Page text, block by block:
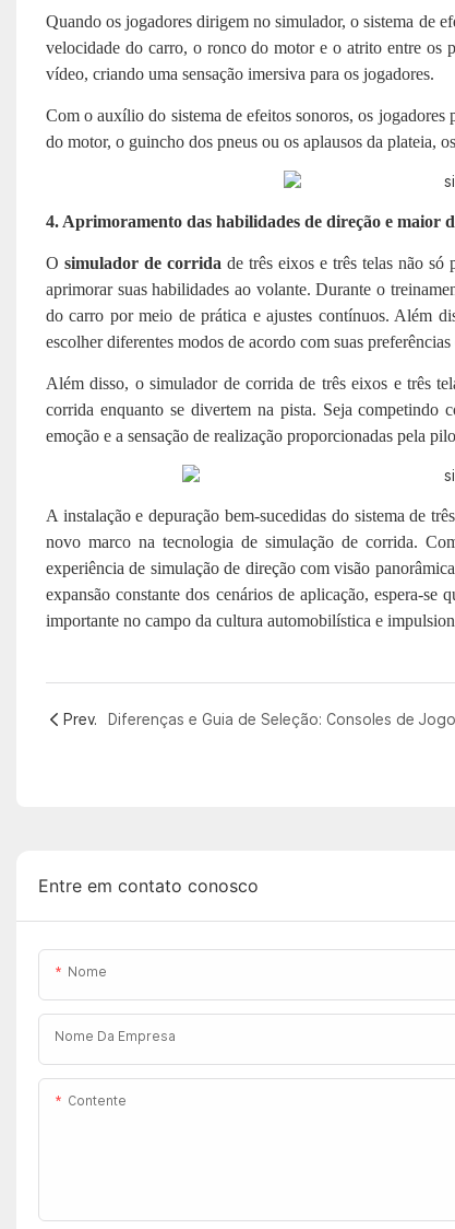
Quando os jogadores dirigem no simulador, o sistema de
velocidade do carro, o ronco do motor e o atrito entre os
vídeo, criando uma sensação imersiva para os jogadores.
Com o auxílio do sistema de efeitos sonoros, os
do motor, o guincho dos pneus ou os aplausos da plateia,
4. Aprimoramento das habilidades de direção e maior
O simulador de corrida de três eixos e três telas não só
aprimorar suas habilidades ao volante. Durante o
do carro por meio de prática e ajustes contínuos. Além
escolher diferentes modos de acordo com suas
Além disso, o simulador de corrida de três eixos e três
corrida enquanto se divertem na pista. Seja competindo
emoção e a sensação de realização proporcionadas pela
A instalação e depuração bem-sucedidas do sistema de
novo marco na tecnologia de simulação de corrida.
experiência de simulação de direção com visão
expansão constante dos cenários de aplicação, espera-
importante no campo da cultura automobilística e
Prev.
Entre em contato conosco
Nome
Nome Da Empresa
Contente